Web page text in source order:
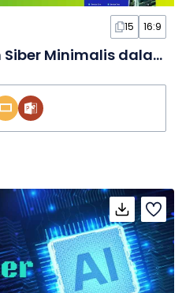
15 16:9
Template Keamanan Siber Minimalis dalam Slide